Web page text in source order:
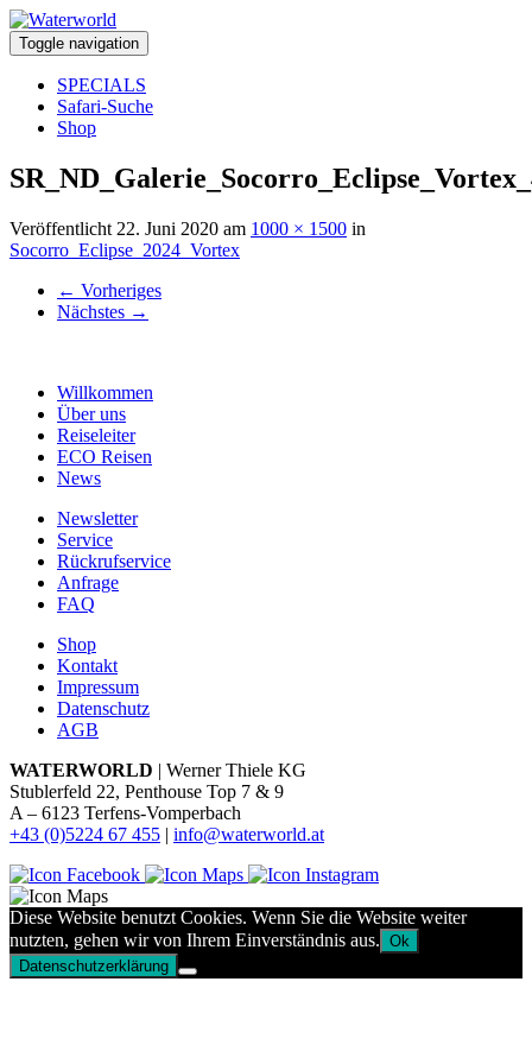
Toggle navigation
SPECIALS
Safari-Suche
Shop
Veröffentlicht 22. Juni 2020 am 1000 × 1500 in
Socorro_Eclipse_2024_Vortex
← Vorheriges
Nächstes →
Willkommen
Über uns
Reiseleiter
ECO Reisen
News
Newsletter
Service
Rückrufservice
Anfrage
FAQ
Shop
Kontakt
Impressum
Datenschutz
AGB
WATERWORLD | Werner Thiele KG
Stublerfeld 22, Penthouse Top 7 & 9
A – 6123 Terfens-Vomperbach
+43 (0)5224 67 455 | info@waterworld.at
Diese Website benutzt Cookies. Wenn Sie die Website weiter
nutzten, gehen wir von Ihrem Einverständnis aus. Ok
Datenschutzerklärung